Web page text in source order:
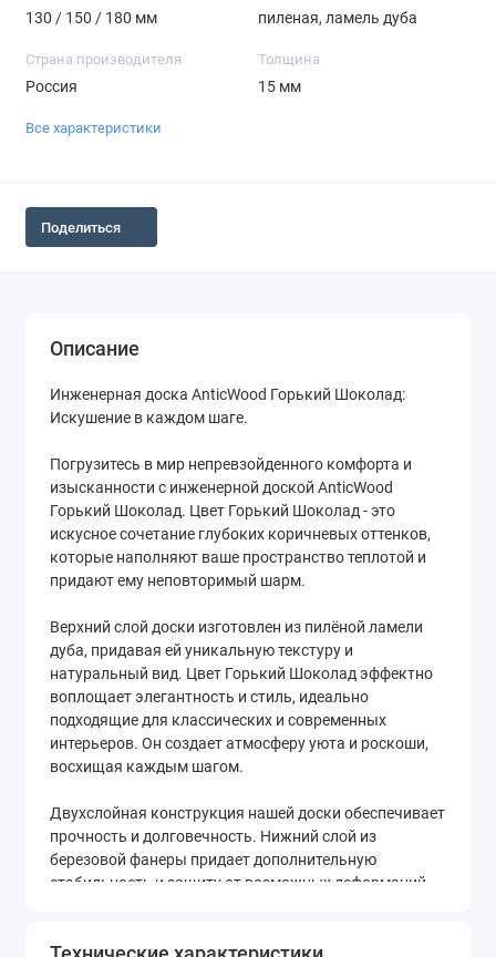
130 / 150 / 180 мм пиленая, ламель дуба
Страна производителя
Россия
Толщина
15 мм
Все характеристики
Поделиться
Описание
Инженерная доска AnticWood Горький Шоколад:
Искушение в каждом шаге.
Погрузитесь в мир непревзойденного комфорта и
изысканности с инженерной доской AnticWood
Горький Шоколад. Цвет Горький Шоколад - это
искусное сочетание глубоких коричневых оттенков,
которые наполняют ваше пространство теплотой и
придают ему неповторимый шарм.
Верхний слой доски изготовлен из пилёной ламели
дуба, придавая ей уникальную текстуру и
натуральный вид. Цвет Горький Шоколад эффектно
воплощает элегантность и стиль, идеально
подходящие для классических и современных
интерьеров. Он создает атмосферу уюта и роскоши,
восхищая каждым шагом.
Двухслойная конструкция нашей доски обеспечивает
прочность и долговечность. Нижний слой из
березовой фанеры придает дополнительную
стабильность и защиту от возможных деформаций.
разнообразные композиции и подстраиваться под